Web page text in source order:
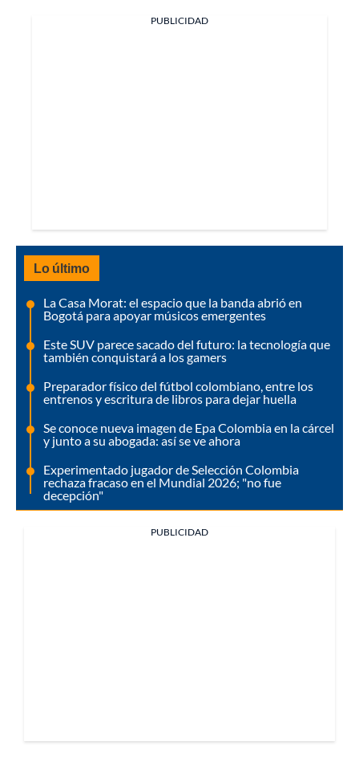
PUBLICIDAD
Lo último
La Casa Morat: el espacio que la banda abrió en
Bogotá para apoyar músicos emergentes
Este SUV parece sacado del futuro: la tecnología que
también conquistará a los gamers
Preparador físico del fútbol colombiano, entre los
entrenos y escritura de libros para dejar huella
Se conoce nueva imagen de Epa Colombia en la cárcel
y junto a su abogada: así se ve ahora
Experimentado jugador de Selección Colombia
rechaza fracaso en el Mundial 2026; "no fue
decepción"
PUBLICIDAD